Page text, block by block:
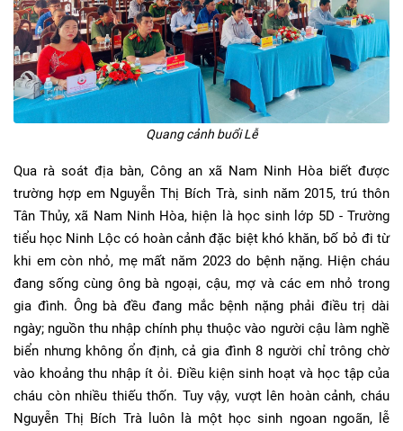
Quang cảnh buổi Lễ
Qua rà soát địa bàn, Công an xã Nam Ninh Hòa biết được
trường hợp em Nguyễn Thị Bích Trà, sinh năm 2015, trú thôn
Tân Thủy, xã Nam Ninh Hòa, hiện là học sinh lớp 5D - Trường
tiểu học Ninh Lộc có hoàn cảnh đặc biệt khó khăn, bố bỏ đi từ
khi em còn nhỏ, mẹ mất năm 2023 do bệnh nặng. Hiện cháu
đang sống cùng ông bà ngoại, cậu, mợ và các em nhỏ trong
gia đình. Ông bà đều đang mắc bệnh nặng phải điều trị dài
ngày; nguồn thu nhập chính phụ thuộc vào người cậu làm nghề
biển nhưng không ổn định, cả gia đình 8 người chỉ trông chờ
vào khoảng thu nhập ít ỏi. Điều kiện sinh hoạt và học tập của
cháu còn nhiều thiếu thốn. Tuy vậy, vượt lên hoàn cảnh, cháu
Nguyễn Thị Bích Trà luôn là một học sinh ngoan ngoãn, lễ